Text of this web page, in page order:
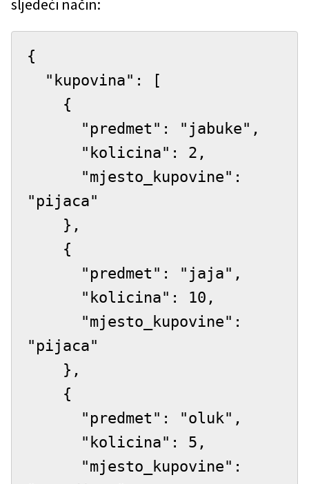
sljedeći način:
{
"pijaca"
"pijaca"